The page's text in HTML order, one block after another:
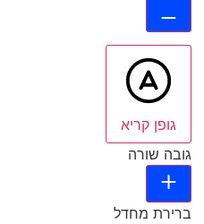
גופן קריא
גובה שורה
ברירת מחדל